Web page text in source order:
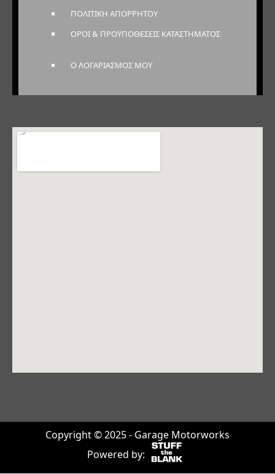
ΠΟΛΙΤΙΚΗ ΑΠΟΡΡΗΤΟΥ
ΟΡΟΙ & ΠΡΟΫΠΟΘΕΣΕΙΣ ΚΑΤΑΣΤΗΜΑΤΟΣ
Ο ΛΟΓΑΡΙΑΣΜΟΣ ΜΟΥ
Copyright © 2025 - Garage Motorworks
Powered by: